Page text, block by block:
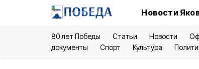
Новости
80 лет Победы Статьи Новости
документы
Спорт Культура